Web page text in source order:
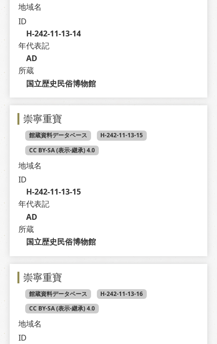
地域名
ID
H-242-11-13-14
年代表記
AD
所蔵
国立歴史民俗博物館
崇寧重寶
館蔵資料データベース
H-242-11-13-15
CC BY-SA (表示-継承) 4.0
地域名
ID
H-242-11-13-15
年代表記
AD
所蔵
国立歴史民俗博物館
崇寧重寶
館蔵資料データベース
H-242-11-13-16
CC BY-SA (表示-継承) 4.0
地域名
ID